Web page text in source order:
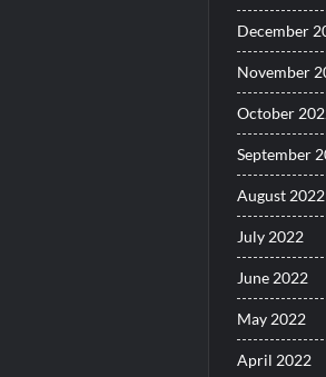
December
November
October
September
August 2022
July 2022
June 2022
May 2022
April 2022